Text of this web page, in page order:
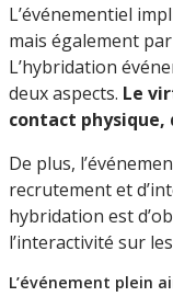
L’événementiel
mais également
L’hybridation
deux aspects. Le
contact
De plus,
recrutement et
hybridation est
l’interactivité sur
L’événement plein